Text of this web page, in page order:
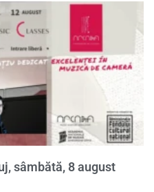
sâmbătă, 8 august